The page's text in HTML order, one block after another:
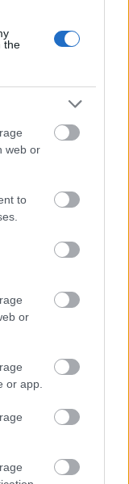
the
web or
to
or
or app.
alá
írtam..ezt a
szokták
fejeződik ki,